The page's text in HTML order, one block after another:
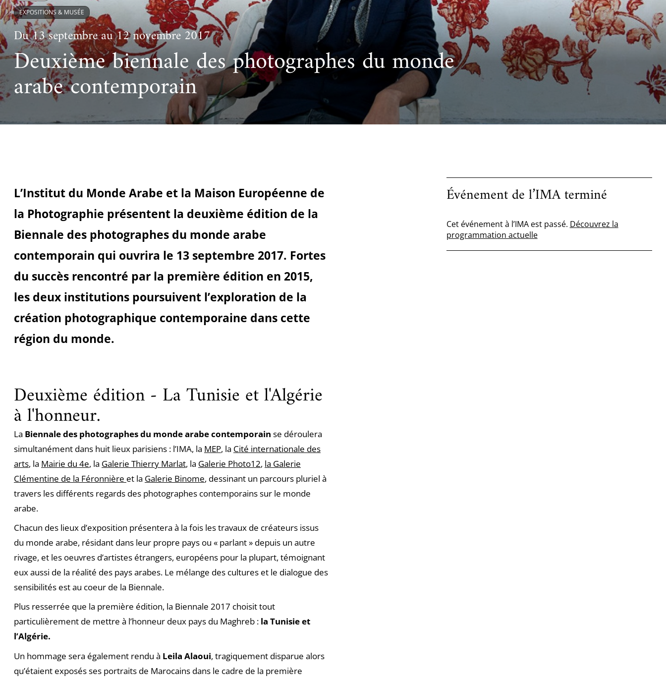
Festivals
Cinéma
Musique
Littérature et poésie
L’heure du conte
Centre de langue et de civilisation arabes
Accueillir une exposition pédagogique itinérante / Host
an educational travelling exhibition
Le projet de nouveau musée
Les rencontres économiques du monde arabe
Takam Tikou
Les Journées de l'histoire de l'IMA
EXPOSITIONS & MUSÉE
Du 13 septembre au 12 novembre 2017
Deuxième biennale des photographes du monde
arabe contemporain
L’Institut du Monde Arabe et la Maison Européenne de
la Photographie présentent la deuxième édition de la
Biennale des photographes du monde arabe
contemporain qui ouvrira le 13 septembre 2017. Fortes
du succès rencontré par la première édition en 2015,
les deux institutions poursuivent l’exploration de la
création photographique contemporaine dans cette
région du monde.
Deuxième édition - La Tunisie et l'Algérie
à l'honneur.
La Biennale des photographes du monde arabe contemporain se déroulera
simultanément dans huit lieux parisiens : l’IMA, la MEP, la Cité internationale des
arts, la Mairie du 4e, la Galerie Thierry Marlat, la Galerie Photo12, la Galerie
Clémentine de la Féronnière et la Galerie Binome, dessinant un parcours pluriel à
travers les différents regards des photographes contemporains sur le monde
arabe.
Chacun des lieux d’exposition présentera à la fois les travaux de créateurs issus
du monde arabe, résidant dans leur propre pays ou « parlant » depuis un autre
rivage, et les oeuvres d’artistes étrangers, européens pour la plupart, témoignant
eux aussi de la réalité des pays arabes. Le mélange des cultures et le dialogue des
sensibilités est au coeur de la Biennale.
Plus resserrée que la première édition, la Biennale 2017 choisit tout
particulièrement de mettre à l’honneur deux pays du Maghreb : la Tunisie et
l’Algérie.
Un hommage sera également rendu à Leila Alaoui, tragiquement disparue alors
qu’étaient exposés ses portraits de Marocains dans le cadre de la première
Événement de l’IMA terminé
Cet événement à l’IMA est passé. Découvrez la
programmation actuelle